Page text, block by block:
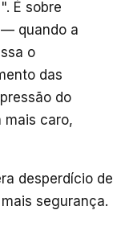
É sobre
— quando a
o
das
do
mais caro,
desperdício de
segurança.